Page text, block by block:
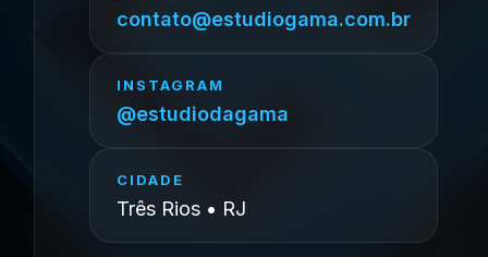
contato@estudiogama.com.br
INSTAGRAM
@estudiodagama
CIDADE
Três Rios • RJ